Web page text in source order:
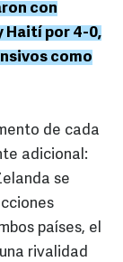
con
Haití por 4-0,
como
de cada
adicional:
se
países, el
rivalidad